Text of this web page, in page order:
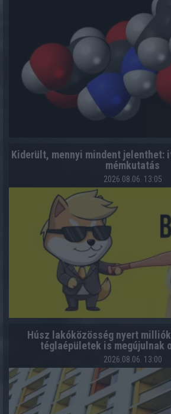
Kiderült, mennyi mindent jelenthet:
mémkutatás
2026.08.06. 13:05
Húsz lakóközösség nyert
téglaépületek is megújulnak
2026.08.06. 13:00